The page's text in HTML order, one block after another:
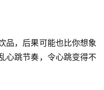
品，后果可能也比你想象
心跳节奏，令心跳变得不